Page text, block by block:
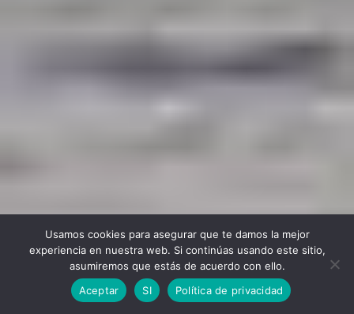
Usamos cookies para asegurar que te damos la mejor
experiencia en nuestra web. Si continúas usando este sitio,
asumiremos que estás de acuerdo con ello.
Aceptar
SI Política de privacidad